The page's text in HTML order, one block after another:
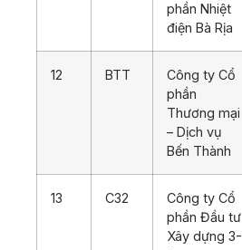
phần Nhiệt
điện Bà Rịa
12 BTT
Công ty Cổ
phần
Thương mại
– Dịch vụ
Bến Thành
13 C32
Công ty Cổ
phần Đầu tư
Xây dựng 3-